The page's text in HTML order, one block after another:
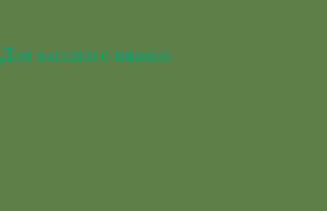
Для капского варана